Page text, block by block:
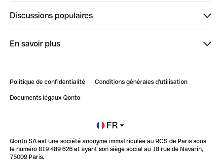
ClubQonto
Discussions populaires
Impact de l'IA sur les carrières/productivité
En savoir plus
Blog
Newsroom
Glossaire finance
Politique de confidentialité Conditions générales d'utilisation
Documents légaux Qonto
FR
Qonto SA est une société anonyme immatriculée au RCS de Paris sous
le numéro 819 489 626 et ayant son siège social au 18 rue de Navarin,
75009 Paris.